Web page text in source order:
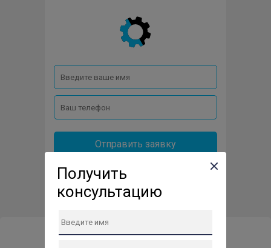
HUSQVARNA
OLEO-MAC P-I-T PACKARD-BELL
STIHL
Отправить заявку
Получить
консультацию